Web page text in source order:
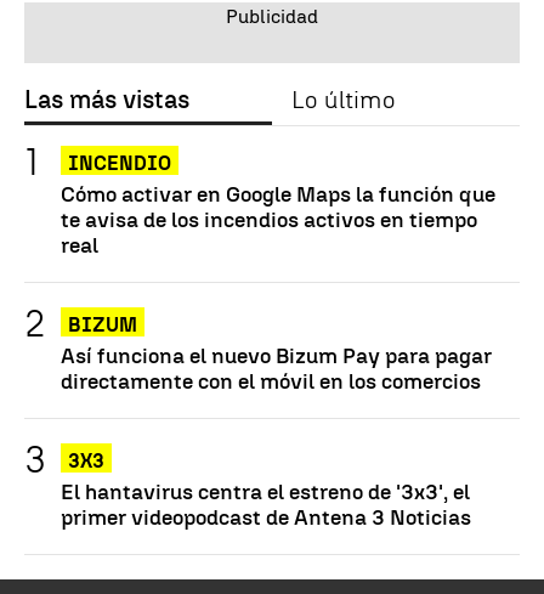
Las más vistas Lo último
INCENDIO
Cómo activar en Google Maps la función que
te avisa de los incendios activos en tiempo
real
BIZUM
Así funciona el nuevo Bizum Pay para pagar
directamente con el móvil en los comercios
3X3
El hantavirus centra el estreno de '3x3', el
primer videopodcast de Antena 3 Noticias